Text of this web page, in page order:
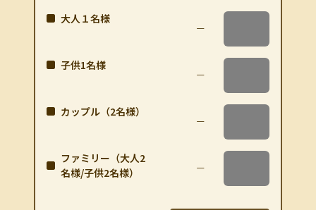
大人１名様
子供1名様
カップル（2名様）
ファミリー（大人2
名様/子供2名様）